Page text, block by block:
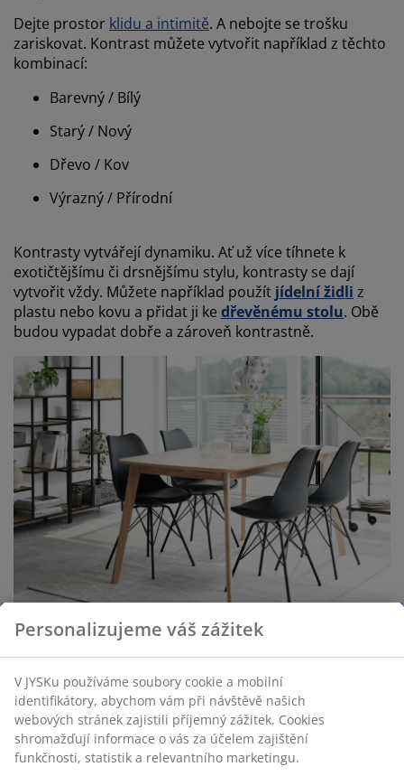
Dejte prostor klidu a intimitě. A nebojte se trošku
zariskovat. Kontrast můžete vytvořit například z těchto
kombinací:
Barevný / Bílý
Starý / Nový
Dřevo / Kov
Výrazný / Přírodní
Kontrasty vytvářejí dynamiku. Ať už více tíhnete k
exotičtějšímu či drsnějšímu stylu, kontrasty se dají
vytvořit vždy. Můžete například použít jídelní židli z
plastu nebo kovu a přidat ji ke dřevěnému stolu. Obě
budou vypadat dobře a zároveň kontrastně.
Podpořte váš styl pomocí osobních
předmětů
Domov, který odráží váš osobní styl, se soustřeďuje na
detaily. Právě ty totiž propůjčí vašemu interiéru osobní
vzhled. Detaily myslíme různé zděděné předměty,
Personalizujeme váš zážitek
V JYSKu používáme soubory cookie a mobilní
identifikátory, abychom vám při návštěvě našich
webových stránek zajistili příjemný zážitek. Cookies
shromažďují informace o vás za účelem zajištění
funkčnosti, statistik a relevantního marketingu.